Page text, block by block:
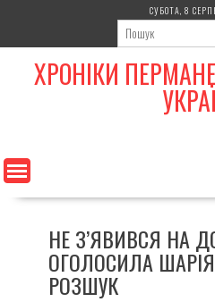
content
СУБОТА, 8
ХРОНІКИ
НЕ З’ЯВИВСЯ НА
ОГОЛОСИЛА
РОЗШУК